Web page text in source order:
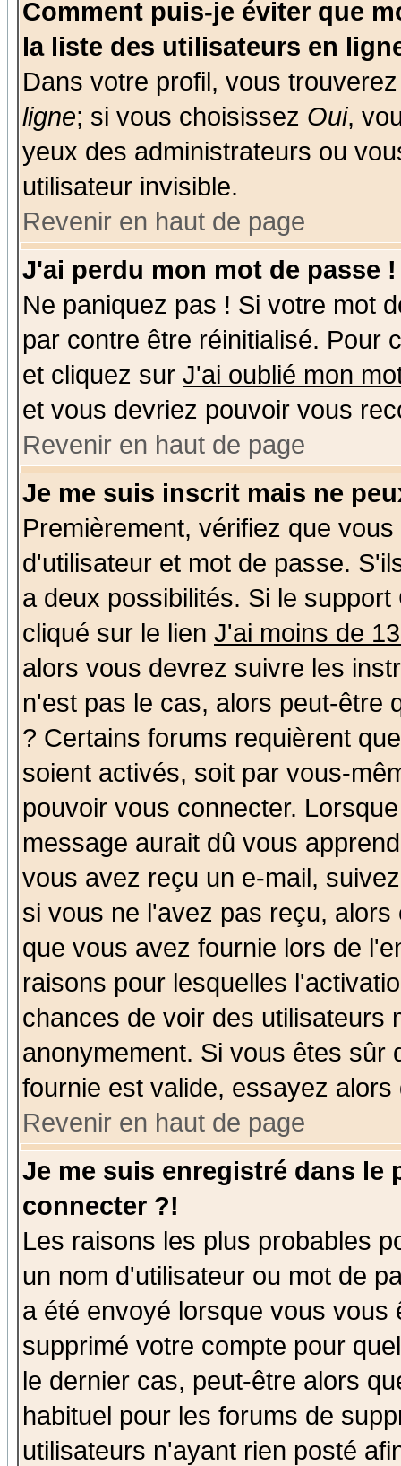
Comment puis-je éviter que
la liste des utilisateurs en
Dans votre profil, vous
ligne; si vous choisissez Oui,
yeux des administrateurs ou
utilisateur invisible.
Revenir en haut de page
J'ai perdu mon mot de passe !
Ne paniquez pas ! Si votre mot
par contre être réinitialisé. Pour
et cliquez sur J'ai oublié mon
et vous devriez pouvoir vous
Revenir en haut de page
Je me suis inscrit mais ne
Premièrement, vérifiez que
d'utilisateur et mot de passe.
a deux possibilités. Si le
cliqué sur le lien J'ai moins de
alors vous devrez suivre les
n'est pas le cas, alors peut-être
? Certains forums requièrent
soient activés, soit par vous-
pouvoir vous connecter.
message aurait dû vous
vous avez reçu un e-mail,
si vous ne l'avez pas reçu,
que vous avez fournie lors de
raisons pour lesquelles
chances de voir des utilisateurs
anonymement. Si vous êtes sûr
fournie est valide, essayez
Revenir en haut de page
Je me suis enregistré dans le
connecter ?!
Les raisons les plus probables
un nom d'utilisateur ou mot de
a été envoyé lorsque vous
supprimé votre compte pour
le dernier cas, peut-être alors
habituel pour les forums de
utilisateurs n'ayant rien posté